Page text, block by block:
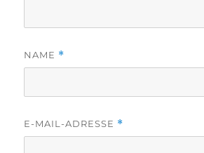
NAME *
E-MAIL-ADRESSE *